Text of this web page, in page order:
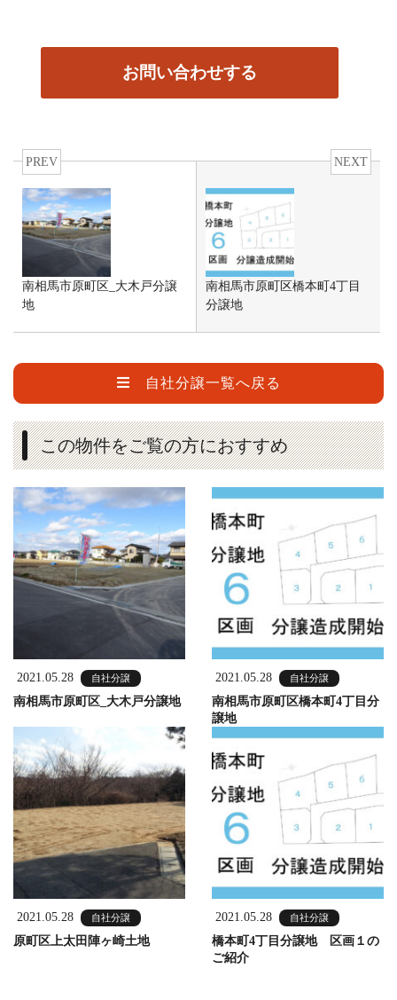
PREV
南相馬市原町区_大木戸分譲
地
NEXT
南相馬市原町区橋本町4丁目
分譲地
自社分譲一覧へ戻る
この物件をご覧の方におすすめ
2021.05.28 自社分譲
南相馬市原町区_大木戸分譲地
2021.05.28 自社分譲
南相馬市原町区橋本町4丁目分
譲地
2021.05.28 自社分譲
原町区上太田陣ヶ崎土地
2021.05.28 自社分譲
橋本町4丁目分譲地 区画１の
ご紹介